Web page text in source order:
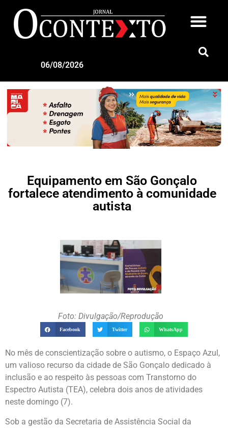
06/08/2026
Equipamento em São Gonçalo
fortalece atendimento à comunidade
autista
Foto: Divulgação/Reprodução
Facebook Twitter WhatsApp
No mês de conscientização sobre o autismo, o Espaço Azul,
um valioso recurso da cidade de São Gonçalo dedicado à
inclusão e ao respeito às pessoas com Transtorno do
Espectro Autista (TEA), celebra dois anos de atividades
neste domingo (7).
Sob a gestão da Secretaria de Assistência Social da